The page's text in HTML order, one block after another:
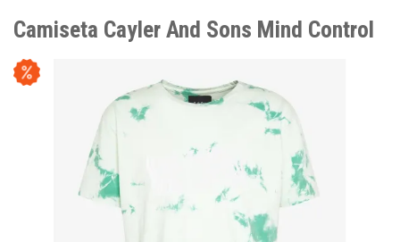
Camiseta Cayler And Sons Mind Control